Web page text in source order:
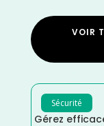
VOIR
Sécurité
Gérez